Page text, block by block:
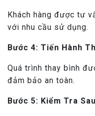
Khách hàng được tư
với nhu cầu sử dụng.
Bước 4: Tiến Hành
Quá trình thay bình
đảm bảo an toàn.
Bước 5: Kiểm Tra